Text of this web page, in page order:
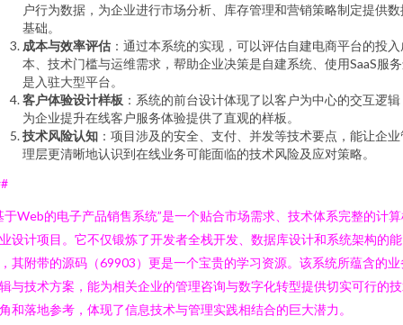
户行为数据，为企业进行市场分析、库存管理和营销策略制定提供数
基础。
成本与效率评估 ：通过本系统的实现，可以评估自建电商平台的投入
本、技术门槛与运维需求，帮助企业决策是自建系统、使用SaaS服
是入驻大型平台。
客户体验设计样板 ：系统的前台设计体现了以客户为中心的交互逻
为企业提升在线客户服务体验提供了直观的样板。
技术风险认知 ：项目涉及的安全、支付、并发等技术要点，能让企业
理层更清晰地认识到在线业务可能面临的技术风险及应对策略。
于Web的电子产品销售系统”是一个贴合市场需求、技术体系完整的计
设计项目。它不仅锻炼了开发者全栈开发、数据库设计和系统架构的能
其附带的源码（69903）更是一个宝贵的学习资源。该系统所蕴含的业
与技术方案，能为相关企业的管理咨询与数字化转型提供切实可行的
和落地参考，体现了信息技术与管理实践相结合的巨大潜力。